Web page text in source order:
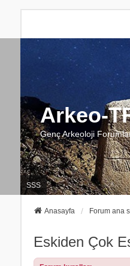
Arkeo-
Genç Arkeoloji
SSS
Anasayfa Forum ana
Eskiden Çok